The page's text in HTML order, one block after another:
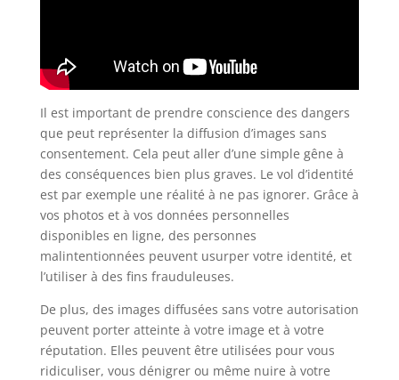
Il est important de prendre conscience des dangers
que peut représenter la diffusion d’images sans
consentement. Cela peut aller d’une simple gêne à
des conséquences bien plus graves. Le vol d’identité
est par exemple une réalité à ne pas ignorer. Grâce à
vos photos et à vos données personnelles
disponibles en ligne, des personnes
malintentionnées peuvent usurper votre identité, et
l’utiliser à des fins frauduleuses.
De plus, des images diffusées sans votre autorisation
peuvent porter atteinte à votre image et à votre
réputation. Elles peuvent être utilisées pour vous
ridiculiser, vous dénigrer ou même nuire à votre